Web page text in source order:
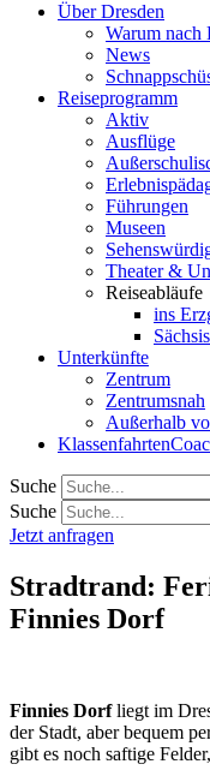
Über Dresden
Warum nach
News
Reiseprogramm
Aktiv
Ausflüge
Führungen
Museen
Theater &
Reiseabläufe
ins
Unterkünfte
Zentrum
Zentrumsnah
Außerhalb
Suche
Suche
Jetzt anfragen
Stradtrand:
Finnies Dorf
Finnies Dorfliegt im
der Stadt, aber bequem
gibt es noch saftige